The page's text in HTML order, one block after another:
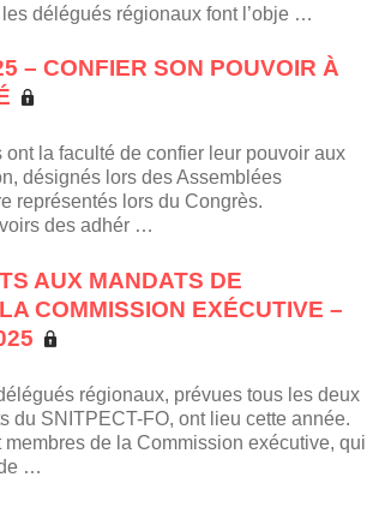
délégués régionaux font l’obje …
– CONFIER SON POUVOIR À
ont la faculté de confier leur pouvoir aux
désignés lors des Assemblées
représentés lors du Congrès.
des adhér …
AUX MANDATS DE
COMMISSION EXÉCUTIVE –
régionaux, prévues tous les deux
du SNITPECT-FO, ont lieu cette année.
de la Commission exécutive, qui
…